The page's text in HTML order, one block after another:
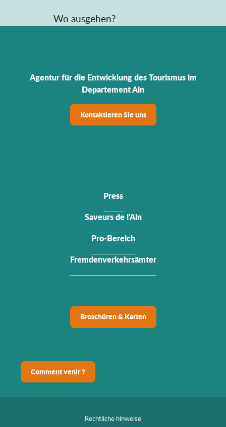
Wo ausgehen?
Agentur für die Entwicklung des Tourismus im
Departement Ain
Kontaktieren Sie uns
Press
Saveurs de l'Ain
Pro-Bereich
Fremdenverkehrsämter
Broschüren & Karten
Comment venir ?
Rechtliche hinweise